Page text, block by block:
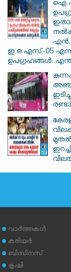
ഇ.ഒ.എസ്-05
ഉപഗ്രഹങ്ങൾ..എന്ത്
മുതൽ
വാര്‍ത്തകള്‍
കരിയര്‍
ബിസിനസ്
കൃഷി